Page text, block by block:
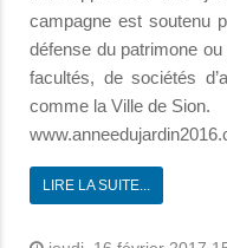
campagne est soutenu
défense du patrimone
facultés, de sociétés
comme la Ville de Sion.
LIRE LA SUITE...